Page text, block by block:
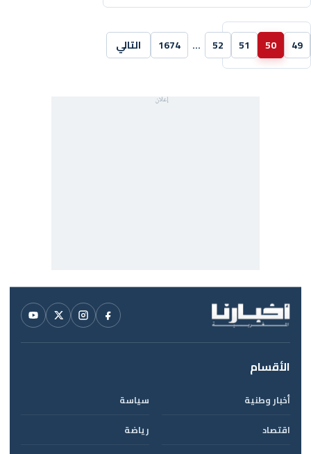
49
50
51
52
…
1674 التالي
الأقسام
أخبار وطنية
سياسة
اقتصاد
رياضة